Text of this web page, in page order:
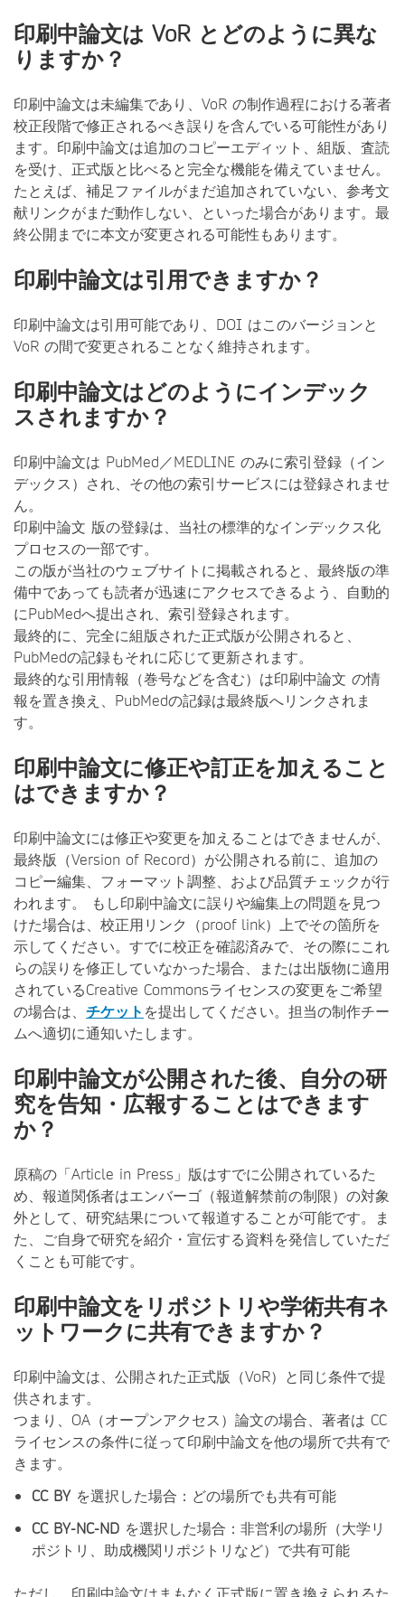
印刷中論文は VoR とどのように異な
りますか？
印刷中論文は未編集であり、VoR の制作過程における著者
校正段階で修正されるべき誤りを含んでいる可能性があり
ます。印刷中論文は追加のコピーエディット、組版、査読
を受け、正式版と比べると完全な機能を備えていません。
たとえば、補足ファイルがまだ追加されていない、参考文
献リンクがまだ動作しない、といった場合があります。最
終公開までに本文が変更される可能性もあります。
印刷中論文は引用できますか？
印刷中論文は引用可能であり、DOI はこのバージョンと
VoR の間で変更されることなく維持されます。
印刷中論文はどのようにインデック
スされますか？
印刷中論文は PubMed／MEDLINE のみに索引登録（イン
デックス）され、その他の索引サービスには登録されませ
ん。
印刷中論文 版の登録は、当社の標準的なインデックス化
プロセスの一部です。
この版が当社のウェブサイトに掲載されると、最終版の準
備中であっても読者が迅速にアクセスできるよう、自動的
にPubMedへ提出され、索引登録されます。
最終的に、完全に組版された正式版が公開されると、
PubMedの記録もそれに応じて更新されます。
最終的な引用情報（巻号などを含む）は印刷中論文 の情
報を置き換え、PubMedの記録は最終版へリンクされま
す。
印刷中論文に修正や訂正を加えること
はできますか？
印刷中論文には修正や変更を加えることはできませんが、
最終版（Version of Record）が公開される前に、追加の
コピー編集、フォーマット調整、および品質チェックが行
われます。 もし印刷中論文に誤りや編集上の問題を見つ
けた場合は、校正用リンク（proof link）上でその箇所を
示してください。すでに校正を確認済みで、その際にこれ
らの誤りを修正していなかった場合、または出版物に適用
されているCreative Commonsライセンスの変更をご希望
の場合は、 チケット を提出してください。担当の制作チー
ムへ適切に通知いたします。
印刷中論文が公開された後、自分の研
究を告知・広報することはできます
か？
原稿の「Article in Press」版はすでに公開されているた
め、報道関係者はエンバーゴ（報道解禁前の制限）の対象
外として、研究結果について報道することが可能です。ま
た、ご自身で研究を紹介・宣伝する資料を発信していただ
くことも可能です。
印刷中論文をリポジトリや学術共有ネ
ットワークに共有できますか？
印刷中論文は、公開された正式版（VoR）と同じ条件で提
供されます。
つまり、OA（オープンアクセス）論文の場合、著者は CC
ライセンスの条件に従って印刷中論文を他の場所で共有で
きます。
CC BY を選択した場合：どの場所でも共有可能
CC BY-NC-ND を選択した場合：非営利の場所（大学リ
ポジトリ、助成機関リポジトリなど）で共有可能